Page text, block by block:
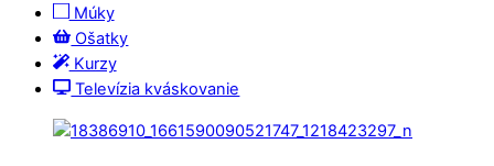
Múky
Ošatky
Kurzy
Televízia kváskovanie